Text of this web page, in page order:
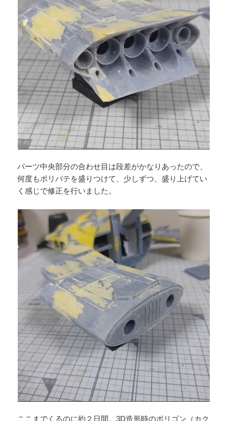
パーツ中央部分の合わせ目は段差がかなりあったので、
何度もポリパテを盛りつけて、少しずつ、盛り上げてい
く感じで修正を行いました。
ここまでくるのに約２日間。3D造形時のポリゴン（カク